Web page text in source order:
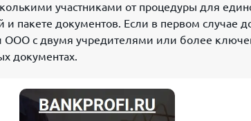
участниками от процедуры для
пакете документов. Если в первом случае
ООО с двумя учредителями или более
документах.